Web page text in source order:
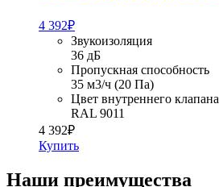
4 392₽
Звукоизоляция
36 дБ
Пропускная способность
35 м3/ч (20 Па)
Цвет внутреннего клапана
RAL 9011
4 392₽
Купить
Наши преимущества